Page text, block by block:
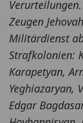
Zeugen
Militärdienst
Strafkolonien:
Karapetyan,
Yeghiazaryan,
Edgar